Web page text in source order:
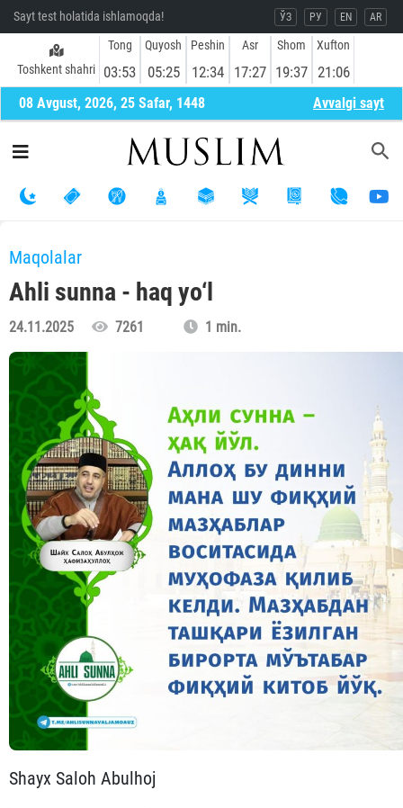
Sayt test holatida ishlamoqda! ЎЗ РУ EN AR
Toshkent shahri
Tong
03:53
Quyosh
05:25
Peshin
12:34
Asr
17:27
Shom
19:37
Xufton
21:06
08 Avgust, 2026, 25 Safar, 1448 Avvalgi sayt
Maqolalar
Ahli sunna - haq yo‘l
24.11.2025 7261 1 min.
Shayx Saloh Abulhoj